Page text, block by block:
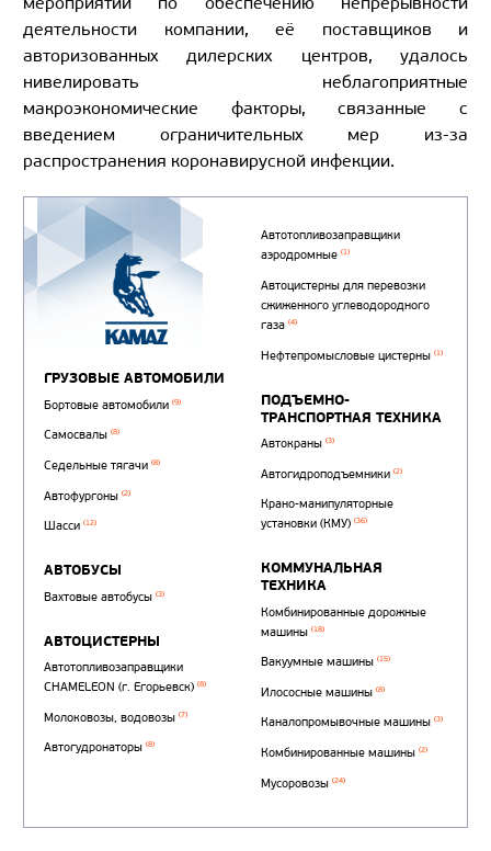
деятельности компании, её поставщиков и
авторизованных дилерских центров, удалось
нивелировать неблагоприятные
макроэкономические факторы, связанные с
введением ограничительных мер из-за
распространения коронавирусной инфекции.
(1)